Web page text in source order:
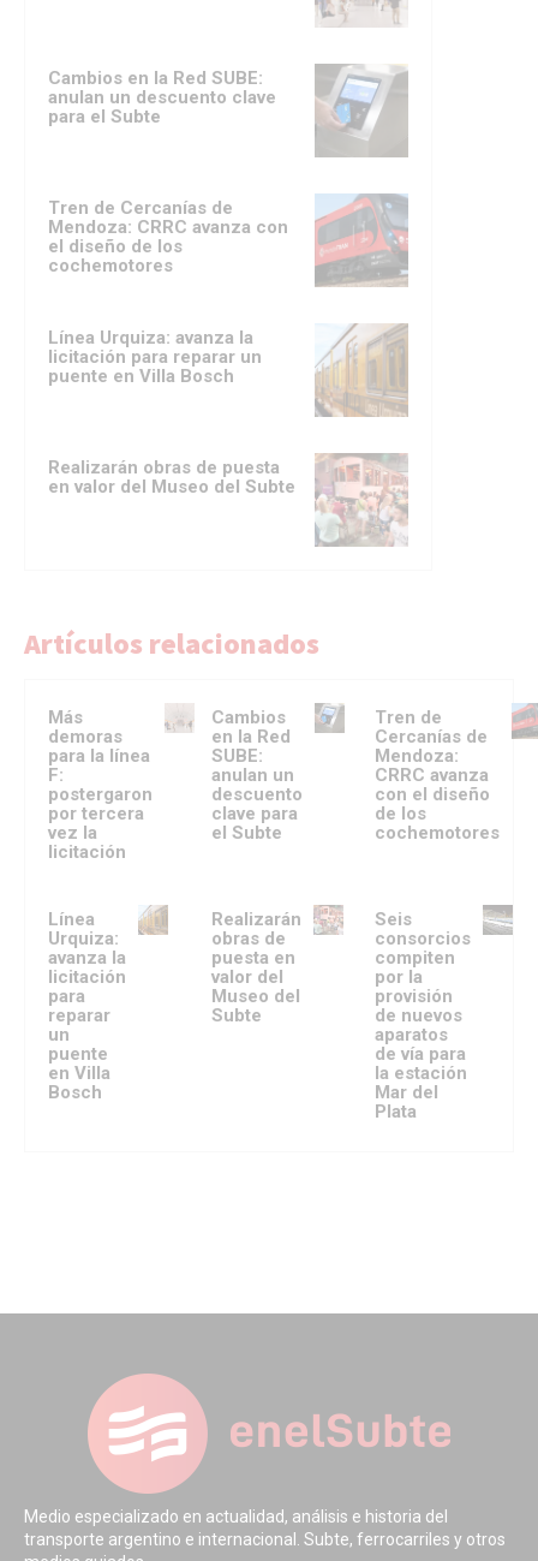
Cambios en la Red SUBE:
anulan un descuento clave
para el Subte
Tren de Cercanías de
Mendoza: CRRC avanza con
el diseño de los
cochemotores
Línea Urquiza: avanza la
licitación para reparar un
puente en Villa Bosch
Realizarán obras de puesta
en valor del Museo del Subte
Artículos relacionados
Más
demoras
para la línea
F:
postergaron
por tercera
vez la
licitación
Cambios
en la Red
SUBE:
anulan un
descuento
clave para
el Subte
Tren de
Cercanías de
Mendoza:
CRRC avanza
con el diseño
de los
cochemotores
Línea
Urquiza:
avanza la
licitación
para
reparar
un
puente
en Villa
Bosch
Realizarán
obras de
puesta en
valor del
Museo del
Subte
Seis
consorcios
compiten
por la
provisión
de nuevos
aparatos
de vía para
la estación
Mar del
Plata
Medio especializado en actualidad, análisis e historia del
transporte argentino e internacional. Subte, ferrocarriles y otros